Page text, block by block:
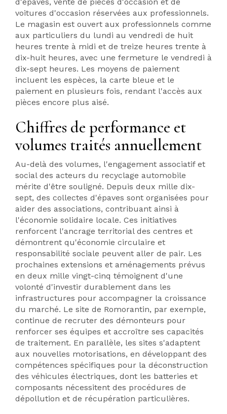
voitures d'occasion réservées aux professionnels.
Le magasin est ouvert aux professionnels comme
aux particuliers du lundi au vendredi de huit
heures trente à midi et de treize heures trente à
dix-huit heures, avec une fermeture le vendredi à
dix-sept heures. Les moyens de paiement
incluent les espèces, la carte bleue et le
paiement en plusieurs fois, rendant l'accès aux
pièces encore plus aisé.
Chiffres de performance et
volumes traités annuellement
Au-delà des volumes, l'engagement associatif et
social des acteurs du recyclage automobile
mérite d'être souligné. Depuis deux mille dix-
sept, des collectes d'épaves sont organisées pour
aider des associations, contribuant ainsi à
l'économie solidaire locale. Ces initiatives
renforcent l'ancrage territorial des centres et
démontrent qu'économie circulaire et
responsabilité sociale peuvent aller de pair. Les
prochaines extensions et aménagements prévus
en deux mille vingt-cinq témoignent d'une
volonté d'investir durablement dans les
infrastructures pour accompagner la croissance
du marché. Le site de Romorantin, par exemple,
continue de recruter des démonteurs pour
renforcer ses équipes et accroître ses capacités
de traitement. En parallèle, les sites s'adaptent
aux nouvelles motorisations, en développant des
compétences spécifiques pour la déconstruction
des véhicules électriques, dont les batteries et
composants nécessitent des procédures de
dépollution et de récupération particulières.